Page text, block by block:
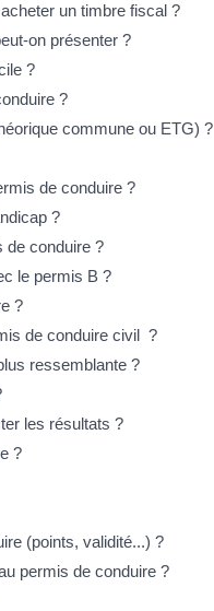
un timbre fiscal ?
on présenter ?
?
?
commune ou ETG) ?
de conduire ?
?
de conduire ?
le permis B ?
?
de conduire civil ?
ressemblante ?
les résultats ?
?
(points, validité...) ?
permis de conduire ?